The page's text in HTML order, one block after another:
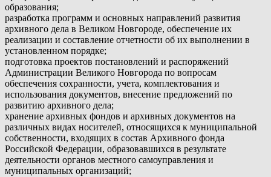
образования;
разработка программ и основных направлений развития
архивного дела в Великом Новгороде, обеспечение их
реализации и составление отчетности об их выполнении в
установленном порядке;
подготовка проектов постановлений и распоряжений
Администрации Великого Новгорода по вопросам
обеспечения сохранности, учета, комплектования и
использования документов, внесение предложений по
развитию архивного дела;
хранение архивных фондов и архивных документов на
различных видах носителей, относящихся к муниципальной
собственности, входящих в состав Архивного фонда
Российской Федерации, образовавшихся в результате
деятельности органов местного самоуправления и
муниципальных организаций;